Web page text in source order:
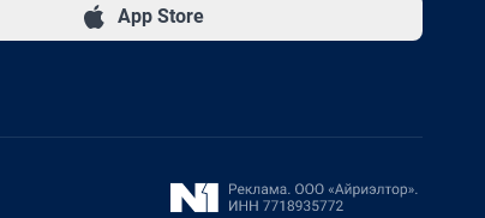
App Store